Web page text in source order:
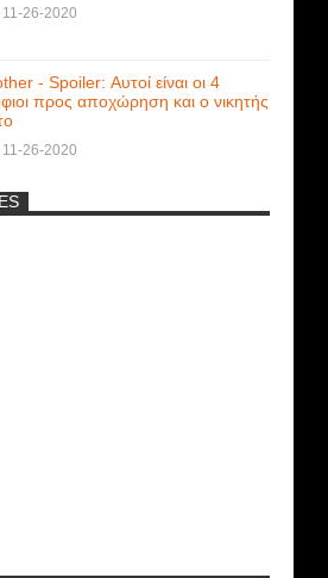
11-26-2020
- Spoiler: Αυτοί είναι οι 4
προς αποχώρηση και ο νικητής
11-26-2020